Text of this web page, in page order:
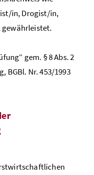
in, Drogist/in,
gem. § 8Abs. 2
BGBl. Nr. 453/1993